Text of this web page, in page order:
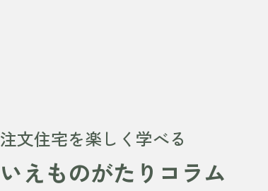
注文住宅を楽しく学べる
いえものがたりコラム